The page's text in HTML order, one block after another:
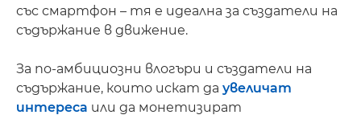
със смартфон – тя е идеална за създатели на
съдържание в движение.
За по-амбициозни влогъри и създатели на
съдържание, които искат да увеличат
интереса или да монетизират